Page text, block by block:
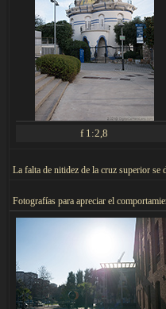
f 1:2,8
La falta de nitidez de la cruz superior se
Fotografías para apreciar el